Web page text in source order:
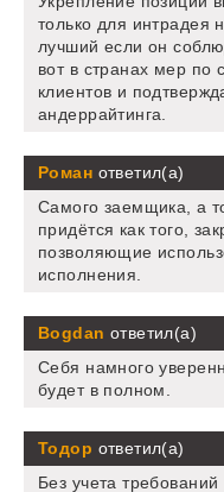
только для интрадея
лучший если он
вот в странах мер по
клиентов и
андеррайтинга.
Роман ответил(а)
Самого заемщика, а
придётся как того,
позволяющие
исполнения.
Bogdan ответил(а)
Себя намного
будет в полном.
Тодор ответил(а)
Без учета